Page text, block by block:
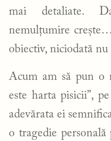
mai detaliate.
nemulțumire
obiectiv, niciodată
Acum am să pun o
este harta pisicii”,
adevărata ei
o tragedie